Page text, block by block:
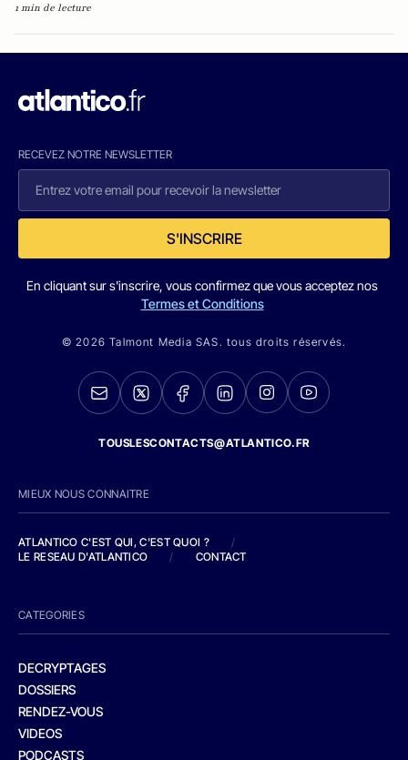
1 min de lecture
RECEVEZ NOTRE NEWSLETTER
S'INSCRIRE
En cliquant sur s'inscrire, vous confirmez que vous acceptez nos
Termes et Conditions
© 2026 Talmont Media SAS. tous droits réservés.
TOUSLESCONTACTS@ATLANTICO.FR
MIEUX NOUS CONNAITRE
ATLANTICO C'EST QUI, C'EST QUOI ?
/
LE RESEAU D'ATLANTICO
/ CONTACT
CATEGORIES
DECRYPTAGES
DOSSIERS
RENDEZ-VOUS
VIDEOS
PODCASTS